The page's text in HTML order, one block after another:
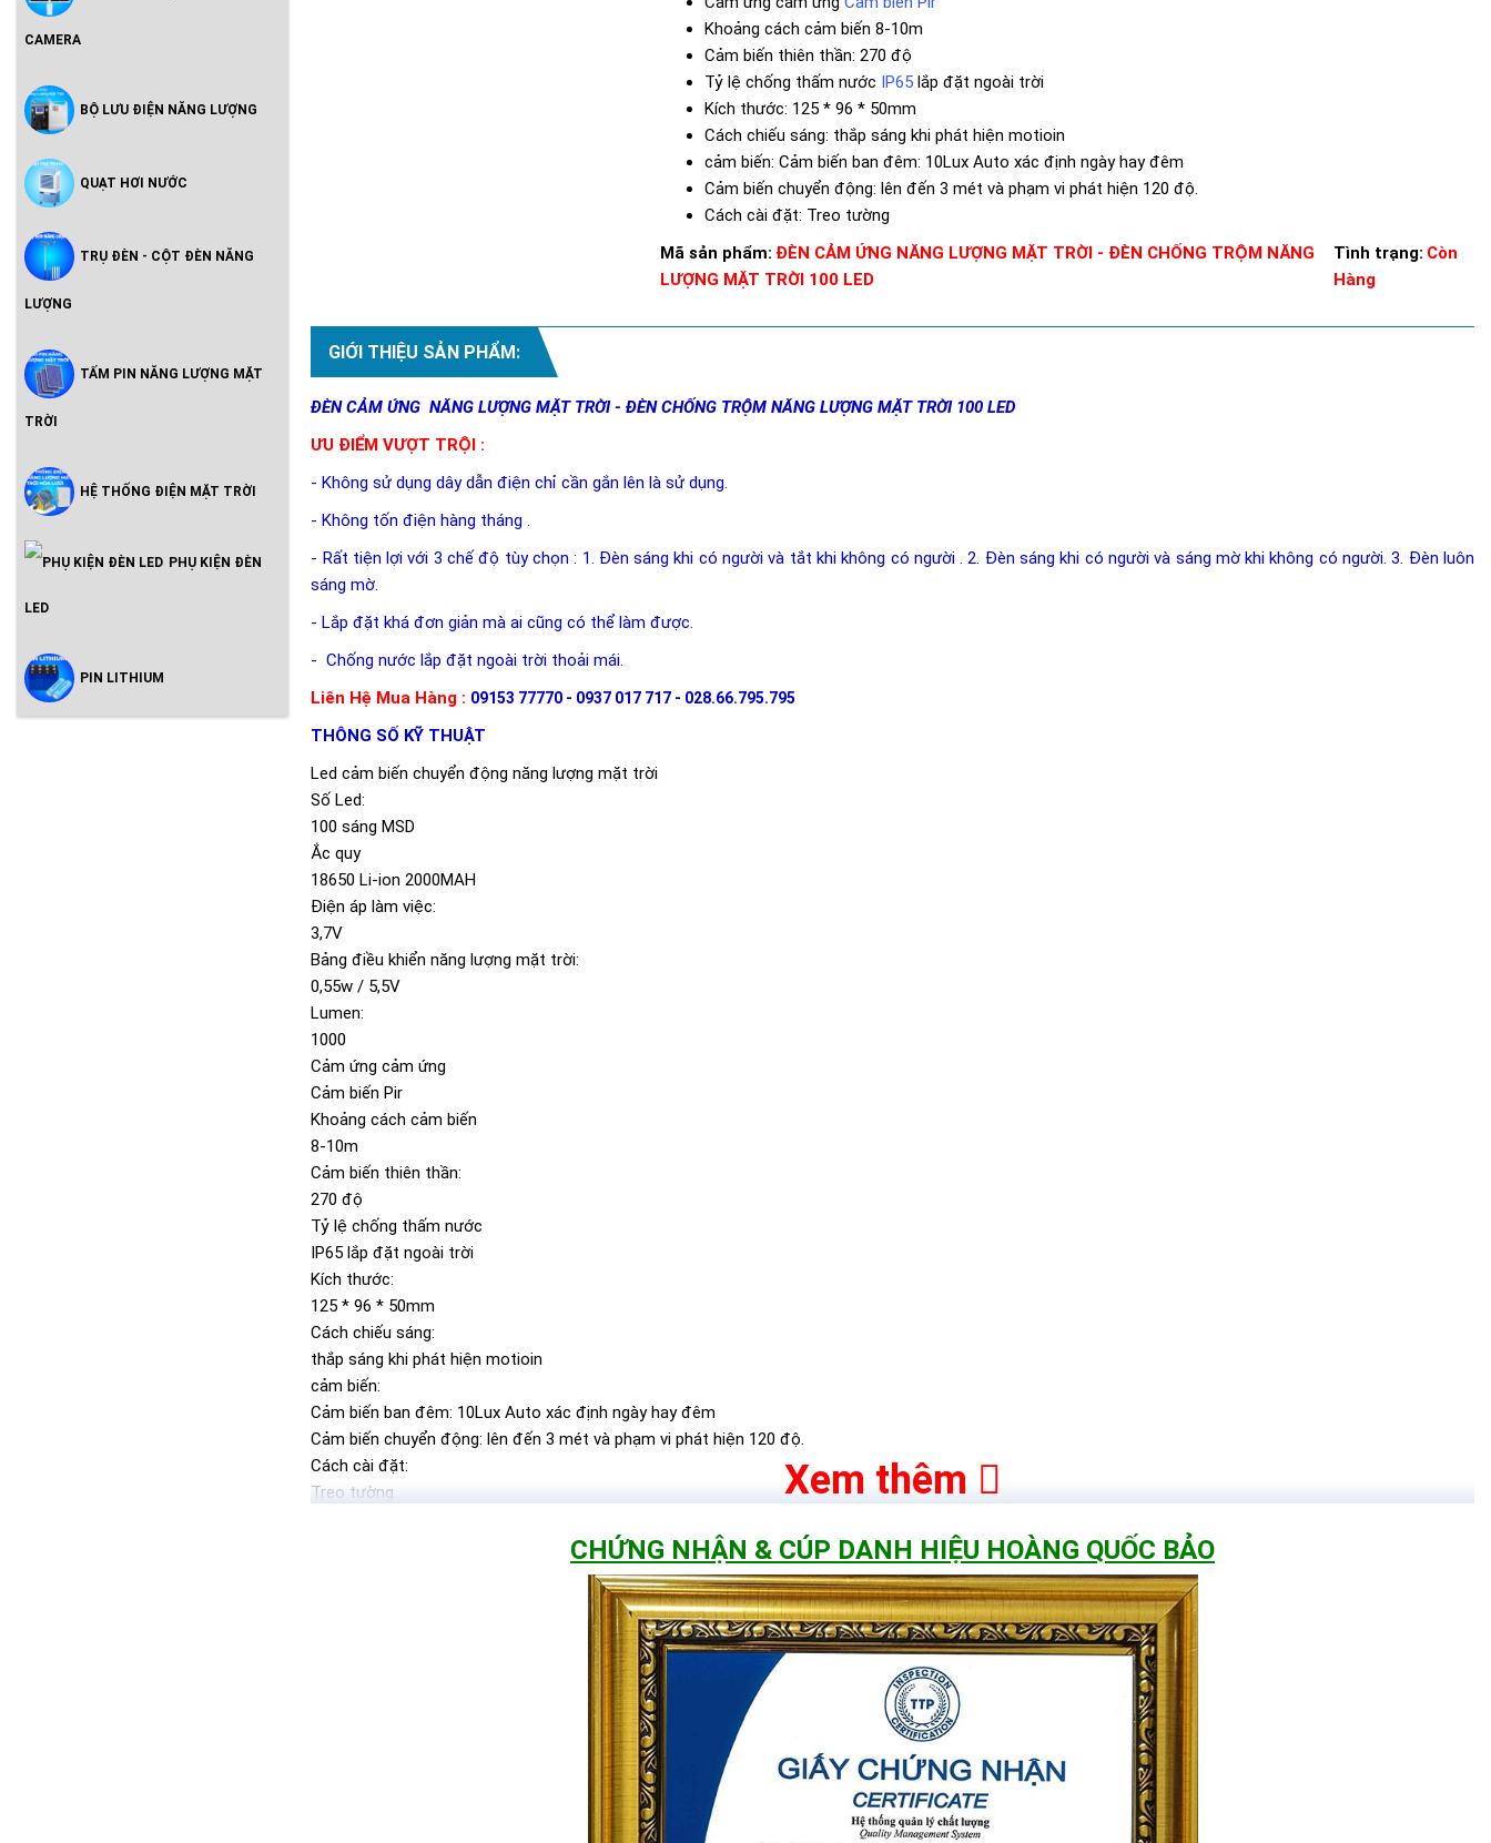
CAMERA
BỘ LƯU ĐIỆN NĂNG LƯỢNG
QUẠT HƠI NƯỚC
TRỤ ĐÈN - CỘT ĐÈN NĂNG
LƯỢNG
TẤM PIN NĂNG LƯỢNG MẶT
TRỜI
HỆ THỐNG ĐIỆN MẶT TRỜI
Inveter Hòa Lưới Có Lưu Trữ -
PHỤ KIỆN ĐÈN
LED
PIN LITHIUM
Khoảng cách cảm biến 8-10m
Cảm biến thiên thần: 270 độ
Tỷ lệ chống thấm nước IP65lắp đặt ngoài trời
Kích thước: 125 * 96 * 50mm
Cách chiếu sáng: thắp sáng khi phát hiện motioin
cảm biến: Cảm biến ban đêm: 10Lux Auto xác định ngày hay đêm
Cảm biến chuyển động: lên đến 3 mét và phạm vi phát hiện 120 độ.
Cách cài đặt: Treo tường
Mã sản phẩm: ĐÈN CẢM ỨNG NĂNG LƯỢNG MẶT TRỜI - ĐÈN CHỐNG TRỘM NĂNG
LƯỢNG MẶT TRỜI 100 LED
Tình trạng: Còn
Hàng
GIỚI THIỆU SẢN PHẨM:
ĐÈN CẢM ỨNG NĂNG LƯỢNG MẶT TRỜI - ĐÈN CHỐNG TRỘM NĂNG LƯỢNG MẶT TRỜI 100 LED
ƯU ĐIỂM VƯỢT TRỘI :
- Không sử dụng dây dẫn điện chỉ cần gắn lên là sử dụng.
- Không tốn điện hàng tháng .
- Rất tiện lợi với 3 chế độ tùy chọn : 1. Đèn sáng khi có người và tắt khi không có người . 2. Đèn sáng khi có người và sáng mờ khi không có người. 3. Đèn luôn
sáng mờ.
- Lắp đặt khá đơn giản mà ai cũng có thể làm được.
- Chống nước lắp đặt ngoài trời thoải mái.
Liên Hệ Mua Hàng : 09153 77770 - 0937 017 717 - 028.66.795.795
THÔNG SỐ KỸ THUẬT
Led cảm biến chuyển động năng lượng mặt trời
Số Led:
100 sáng MSD
Ắc quy
18650 Li-ion 2000MAH
Điện áp làm việc:
3,7V
Bảng điều khiển năng lượng mặt trời:
0,55w / 5,5V
Lumen:
1000
Cảm ứng cảm ứng
Cảm biến Pir
Khoảng cách cảm biến
8-10m
Cảm biến thiên thần:
270 độ
Tỷ lệ chống thấm nước
IP65 lắp đặt ngoài trời
Kích thước:
125 * 96 * 50mm
Cách chiếu sáng:
thắp sáng khi phát hiện motioin
cảm biến:
Cảm biến ban đêm: 10Lux Auto xác định ngày hay đêm
Cảm biến chuyển động: lên đến 3 mét và phạm vi phát hiện 120 độ.
Cách cài đặt:
Treo tường
An tâm mua hàng với phiếu bảo hành chính hãng
Xem thêm
CHỨNG NHẬN & CÚP DANH HIỆU HOÀNG QUỐC BẢO